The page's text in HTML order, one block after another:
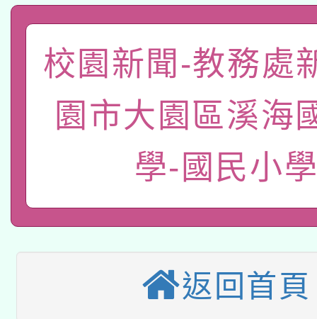
一案。
答一案
有關本府115年70歲以
人員健康講座「吃得安
心」，鼓勵退休同仁踴
案。
本校115學年度第2次
招)
適應運動共學行動站研
本館辦理115年度閱讀
暨閱讀推動專業研習
科技賦能─人工智慧
本校115學年度第1次
第3次招考甄選結果公
本校115學年度第2次
次招考甄選結果公告(
有關原住民族委員會
校園新聞-教務處
園市大園區溪海
學-國民小
返回首頁